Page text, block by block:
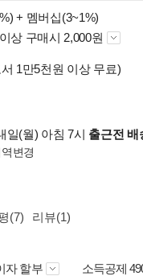
+ 멤버십(3~1%)
상 구매시 2,000원
1만5천원 이상 무료)
일(월) 아침 7시 출근전 배
변경
(7) 리뷰(1)
자 할부 소득공제